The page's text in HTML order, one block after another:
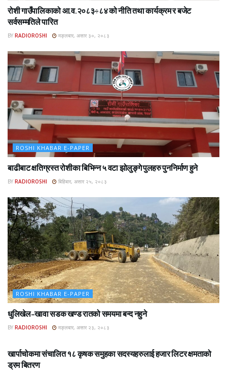
रोशी गाउँपालिकाको आ.व.२०८३÷८४ को नीति तथा कार्यक्रम र बजेट
सर्वसम्मतिले पारित
BY RADIOROSHI मङ्लबार, असार ३०, २०८३
ROSHI KHABAR E-PAPER
बाढीबाट क्षतिग्रस्त रोशीका बिभिन्न ५ वटा झोलुङ्गे पुलहरु पुननिर्माण हुने
BY RADIOROSHI बिहिबार, असार २५, २०८३
ROSHI KHABAR E-PAPER
धुलिखेल–खावा सडक खण्ड रातको समयमा बन्द नहुने
BY RADIOROSHI मङ्लबार, असार २३, २०८३
खार्पाचोकमा संचालित १८ कृषक समुहका सदस्यहरुलाई हजार लिटर क्षमताको
ड्रम बितरण